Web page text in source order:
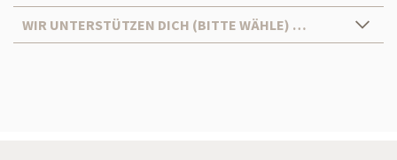
WIR UNTERSTÜTZEN DICH (BITTE WÄHLE) …